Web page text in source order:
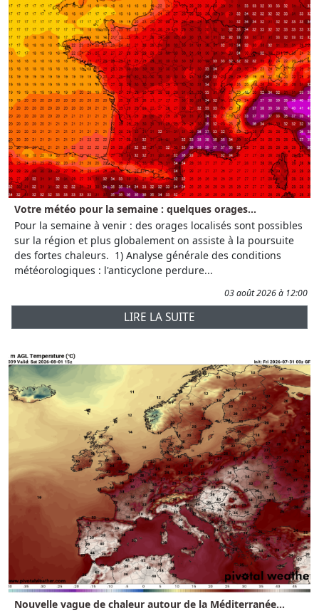
Votre météo pour la semaine : quelques orages...
Pour la semaine à venir : des orages localisés sont possibles
sur la région et plus globalement on assiste à la poursuite
des fortes chaleurs. 1) Analyse générale des conditions
météorologiques : l'anticyclone perdure...
03 août 2026 à 12:00
LIRE LA SUITE
Nouvelle vague de chaleur autour de la Méditerranée...